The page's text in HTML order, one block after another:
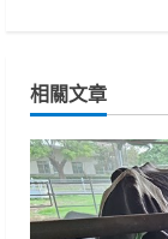
i
n
u
e
相關文章